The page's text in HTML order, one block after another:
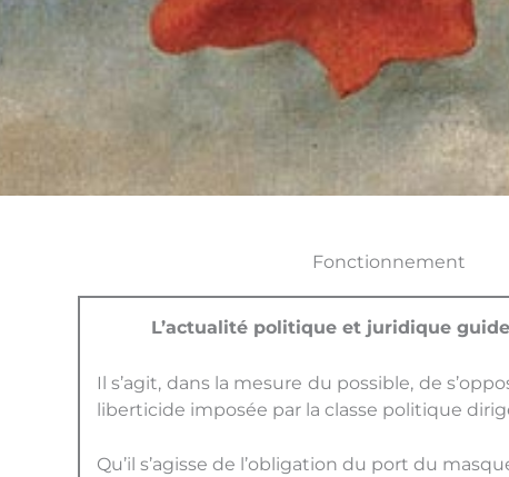
Fonctionnement
L’actualité politique et juridique
Il s’agit, dans la mesure du possible, de
liberticide imposée par la classe politique
Qu’il s’agisse de l’obligation du port du